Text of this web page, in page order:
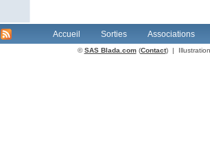
Accueil Sorties Associations
©SAS Blada.com(Contact) |